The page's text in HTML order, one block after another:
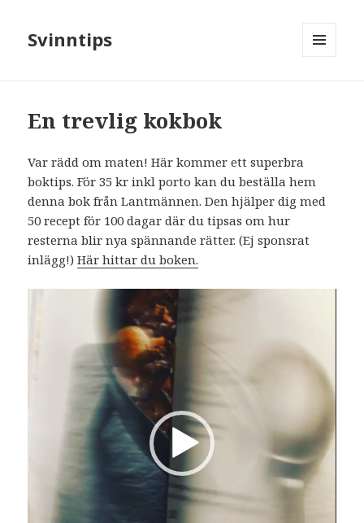
Svinntips
En trevlig kokbok
Var rädd om maten! Här kommer ett superbra
boktips. För 35 kr inkl porto kan du beställa hem
denna bok från Lantmännen. Den hjälper dig med
50 recept för 100 dagar där du tipsas om hur
resterna blir nya spännande rätter. (Ej sponsrat
inlägg!)Här hittar du boken.